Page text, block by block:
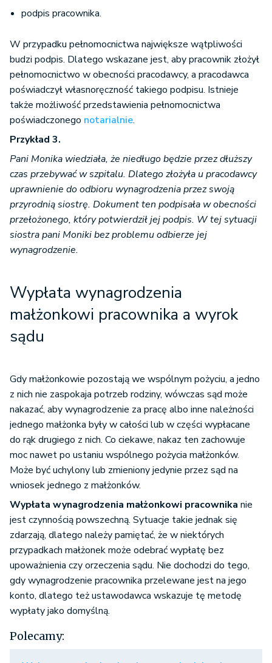
podpis pracownika.
W przypadku pełnomocnictwa największe wątpliwości
budzi podpis. Dlatego wskazane jest, aby pracownik złożył
pełnomocnictwo w obecności pracodawcy, a pracodawca
poświadczył własnoręczność takiego podpisu. Istnieje
także możliwość przedstawienia pełnomocnictwa
poświadczonego notarialnie.
Przykład 3.
Pani Monika wiedziała, że niedługo będzie przez dłuższy
czas przebywać w szpitalu. Dlatego złożyła u pracodawcy
uprawnienie do odbioru wynagrodzenia przez swoją
przyrodnią siostrę. Dokument ten podpisała w obecności
przełożonego, który potwierdził jej podpis. W tej sytuacji
siostra pani Moniki bez problemu odbierze jej
wynagrodzenie.
Wypłata wynagrodzenia
małżonkowi pracownika a wyrok
sądu
Gdy małżonkowie pozostają we wspólnym pożyciu, a jedno
z nich nie zaspokaja potrzeb rodziny, wówczas sąd może
nakazać, aby wynagrodzenie za pracę albo inne należności
jednego małżonka były w całości lub w części wypłacane
do rąk drugiego z nich. Co ciekawe, nakaz ten zachowuje
moc nawet po ustaniu wspólnego pożycia małżonków.
Może być uchylony lub zmieniony jedynie przez sąd na
wniosek jednego z małżonków.
Wypłata wynagrodzenia małżonkowi pracownika nie
jest czynnością powszechną. Sytuacje takie jednak się
zdarzają, dlatego należy pamiętać, że w niektórych
przypadkach małżonek może odebrać wypłatę bez
upoważnienia czy orzeczenia sądu. Nie dochodzi do tego,
gdy wynagrodzenie pracownika przelewane jest na jego
konto, dlatego też ustawodawca wskazuje tę metodę
wypłaty jako domyślną.
Polecamy: